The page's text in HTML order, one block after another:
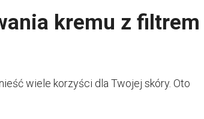
kremu z filtrem
wiele korzyści dla Twojej skóry. Oto